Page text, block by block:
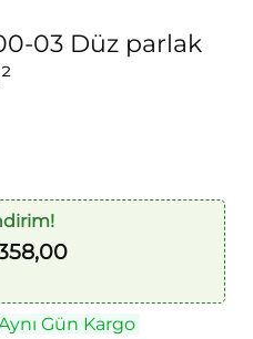
03 Düz parlak
Gün Kargo